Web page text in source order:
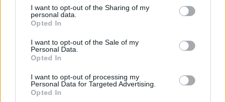
I want to opt-out of the Sharing of my
personal data.
Opted In
I want to opt-out of the Sale of my
Personal Data.
Opted In
I want to opt-out of processing my
Personal Data for Targeted Advertising.
Opted In
contrario tra l’altro con il rischio di grandi conflitti
di interessi di due governi paralleli». «Decidono i
ministri e se non lo fanno si cacciano. Non si può
fare una struttura di questo tipo in un momento
esperti», ha aggiunto Montezemolo.